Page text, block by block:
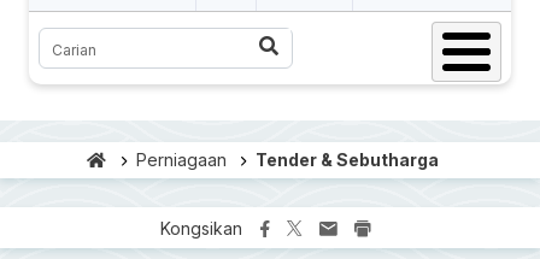
Carian
Perniagaan Tender & Sebutharga
Kongsikan